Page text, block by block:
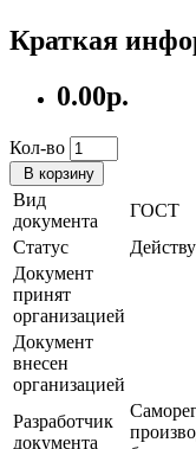
Краткая
0.00р.
Кол-во
В корзину
Вид
документа
ГОСТ
Статус
Документ
принят
организацией
Документ
внесен
организацией
Разработчик
документа